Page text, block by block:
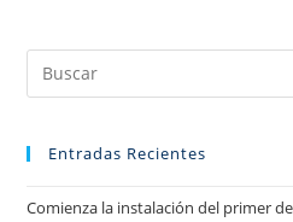
Entradas Recientes
Comienza la instalación del primer